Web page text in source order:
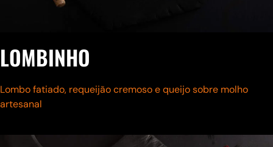
LOMBINHO
Lombo fatiado, requeijão cremoso e queijosobre molho
artesanal